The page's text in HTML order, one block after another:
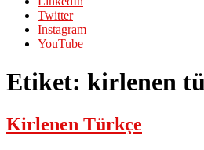
Twitter
Instagram
YouTube
Etiket: kirlenen
Kirlenen Türkçe